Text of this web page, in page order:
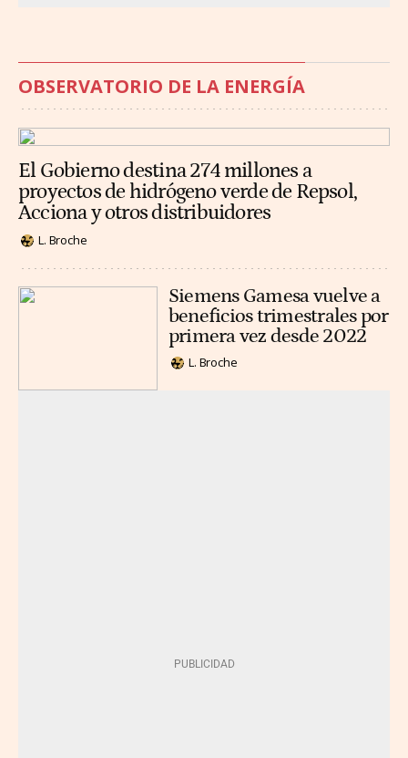
OBSERVATORIO DE LA ENERGÍA
El Gobierno destina 274 millones a
proyectos de hidrógeno verde de Repsol,
Acciona y otros distribuidores
L. Broche
Siemens Gamesa vuelve a
beneficios trimestrales por
primera vez desde 2022
L. Broche